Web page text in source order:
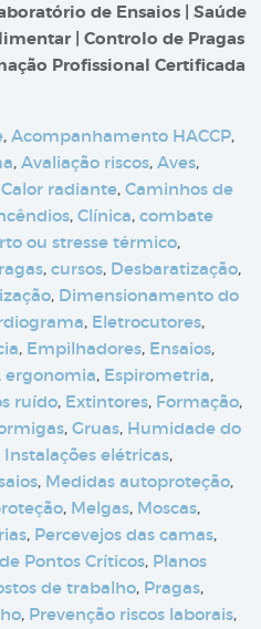
de Ensaios | Saúde
| Controlo de Pragas
Profissional Certificada
, Acompanhamento HACCP,
, Avaliação riscos, Aves,
Calor radiante, Caminhos de
, Clínica, combate
ou stresse térmico,
, cursos, Desbaratização,
, Dimensionamento do
, Eletrocutores,
, Empilhadores, Ensaios,
, ergonomia, Espirometria,
ruído, Extintores, Formação,
, Gruas, Humidade do
Instalações elétricas,
, Medidas autoproteção,
, Melgas, Moscas,
, Percevejos das camas,
Pontos Críticos, Planos
de trabalho, Pragas,
, Prevenção riscos laborais,